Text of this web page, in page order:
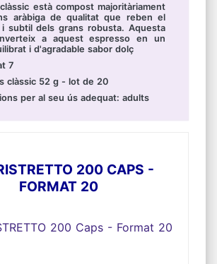
està compost majoritàriament
aràbiga de qualitat que reben el
subtil dels grans robusta. Aquesta
a aquest espresso en un
i d'agradable sabor dolç
7
clàssic 52 g - lot de 20
per al seu ús adequat: adults
200 CAPS -
FORMAT 20